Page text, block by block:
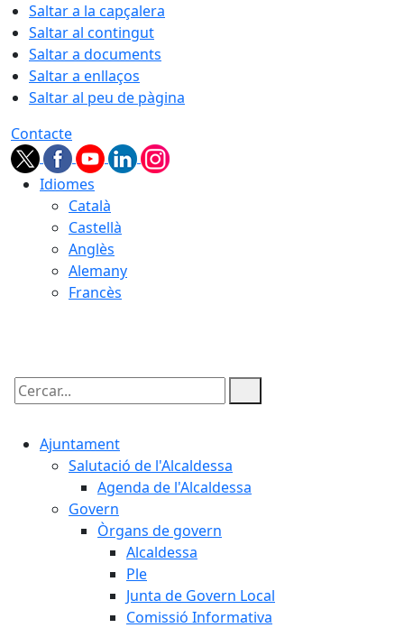
Saltar a la capçalera
Saltar al contingut
Saltar a documents
Saltar a enllaços
Saltar al peu de pàgina
Contacte
Idiomes
Català
Castellà
Anglès
Alemany
Francès
Cercar:
Ajuntament
Salutació de l'Alcaldessa
Agenda de l'Alcaldessa
Govern
Òrgans de govern
Alcaldessa
Ple
Junta de Govern Local
Comissió Informativa